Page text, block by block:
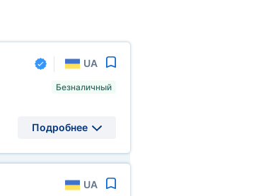
UA
Безналичный
Подробнее
UA